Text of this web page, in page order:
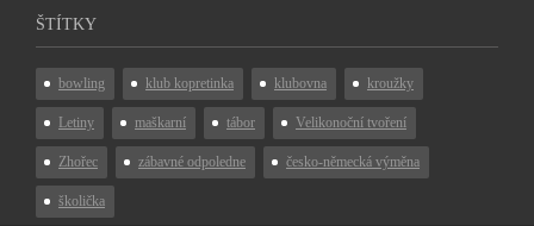
ŠTÍTKY
bowling klub kopretinka klubovna kroužky
Letiny maškarní tábor Velikonoční tvoření
Zhořec zábavné odpoledne česko-německá výměna
školička